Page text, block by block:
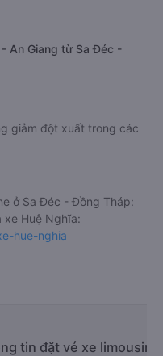
An Giang từ Sa Đéc -
giảm đột xuất trong các
ở Sa Đéc - Đồng Tháp:
xe Huệ Nghĩa:
hue-nghia
tin đặt vé xe